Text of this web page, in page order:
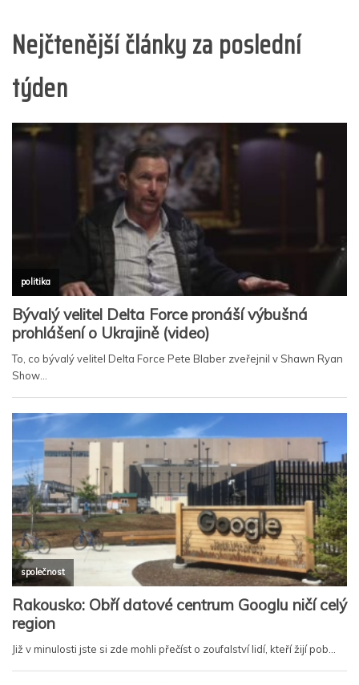
Nejčtenější články za poslední
týden